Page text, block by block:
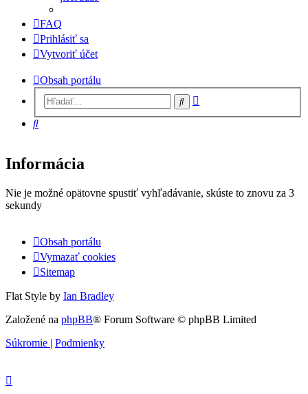
FAQ
Prihlásiť sa
Vytvoriť účet
Obsah portálu
Hľadať
Hľadať
Informácia
Nie je možné opätovne spustiť vyhľadávanie, skúste to znovu za 3
sekundy
Obsah portálu
Vymazať cookies
Sitemap
Flat Style by Ian Bradley
Založené na phpBB® Forum Software © phpBB Limited
Súkromie | Podmienky